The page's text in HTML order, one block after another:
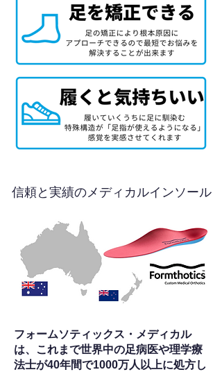
信頼と実績のメディカルインソール
フォームソティックス・メディカル
は、これまで世界中の足病医や理学療
法士が40年間で1000万人以上に処方し